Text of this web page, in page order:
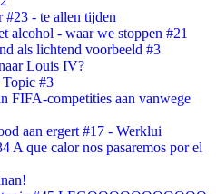
- te allen tijden
alcohol - waar we stoppen #21
als lichtend voorbeeld #3
Louis IV?
#3
FIFA-competities aan vanwege
aan ergert #17 - Werklui
A que calor nos pasaremos por el